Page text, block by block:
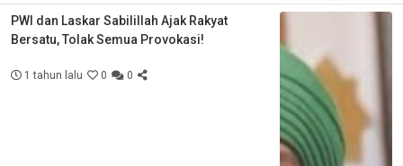
PWI dan Laskar Sabilillah Ajak Rakyat
Bersatu, Tolak Semua Provokasi!
1 tahun lalu 0 0